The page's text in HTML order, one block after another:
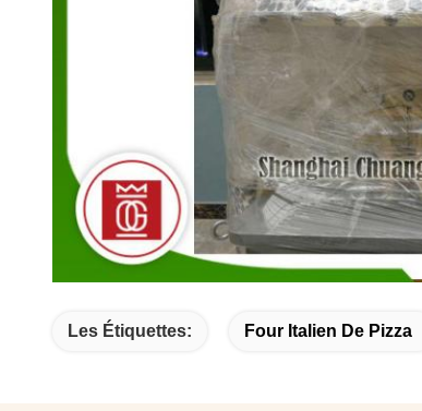
Les Étiquettes: Four Italien De Pizza